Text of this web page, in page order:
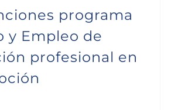
programa
y Empleo de
profesional en